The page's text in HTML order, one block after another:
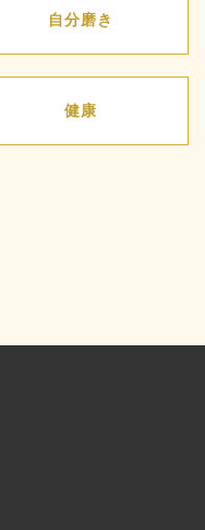
自分磨き
健康